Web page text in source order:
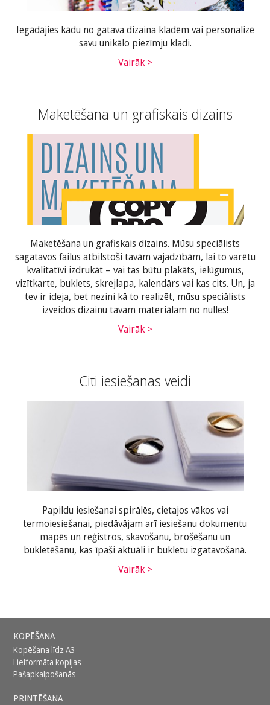
Iegādājies kādu no gatava dizaina kladēm vai personalizē
savu unikālo piezīmju kladi.
Vairāk >
Maketēšana un grafiskais dizains
Maketēšana un grafiskais dizains. Mūsu speciālists
sagatavos failus atbilstoši tavām vajadzībām, lai to varētu
kvalitatīvi izdrukāt – vai tas būtu plakāts, ielūgumus,
vizītkarte, buklets, skrejlapa, kalendārs vai kas cits. Un, ja
tev ir ideja, bet nezini kā to realizēt, mūsu speciālists
izveidos dizainu tavam materiālam no nulles!
Vairāk >
Citi iesiešanas veidi
Papildu iesiešanai spirālēs, cietajos vākos vai
termoiesiešanai, piedāvājam arī iesiešanu dokumentu
mapēs un reģistros, skavošanu, brošēšanu un
bukletēšanu, kas īpaši aktuāli ir bukletu izgatavošanā.
Vairāk >
KOPĒŠANA
Kopēšana līdz A3
Lielformāta kopijas
Pašapkalpošanās
PRINTĒŠANA